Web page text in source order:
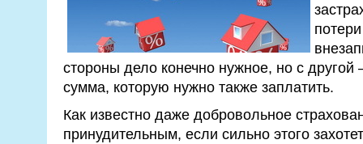
стороны дело конечно нужное, но с
сумма, которую нужно также заплатить.
Как известно даже добровольное
принудительным, если сильно этого